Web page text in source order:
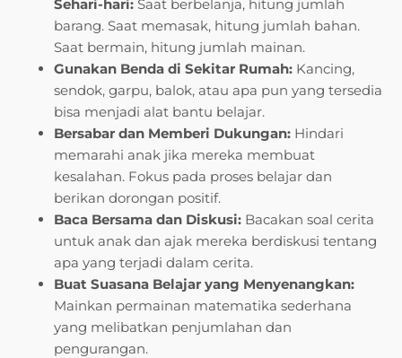
Sehari-hari: Saat berbelanja, hitung jumlah
barang. Saat memasak, hitung jumlah bahan.
Saat bermain, hitung jumlah mainan.
Gunakan Benda di Sekitar Rumah: Kancing,
sendok, garpu, balok, atau apa pun yang tersedia
bisa menjadi alat bantu belajar.
Bersabar dan Memberi Dukungan: Hindari
memarahi anak jika mereka membuat
kesalahan. Fokus pada proses belajar dan
berikan dorongan positif.
Baca Bersama dan Diskusi: Bacakan soal cerita
untuk anak dan ajak mereka berdiskusi tentang
apa yang terjadi dalam cerita.
Buat Suasana Belajar yang Menyenangkan:
Mainkan permainan matematika sederhana
yang melibatkan penjumlahan dan
pengurangan.